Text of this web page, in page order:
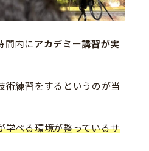
間内にアカデミー講習が実
術練習をするというのが当
学べる環境が整っているサ